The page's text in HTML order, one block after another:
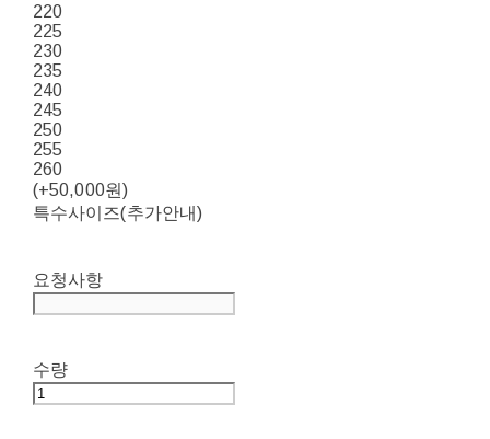
220
225
230
235
240
245
250
255
260
(+50,000원)
특수사이즈(추가안내)
요청사항
수량